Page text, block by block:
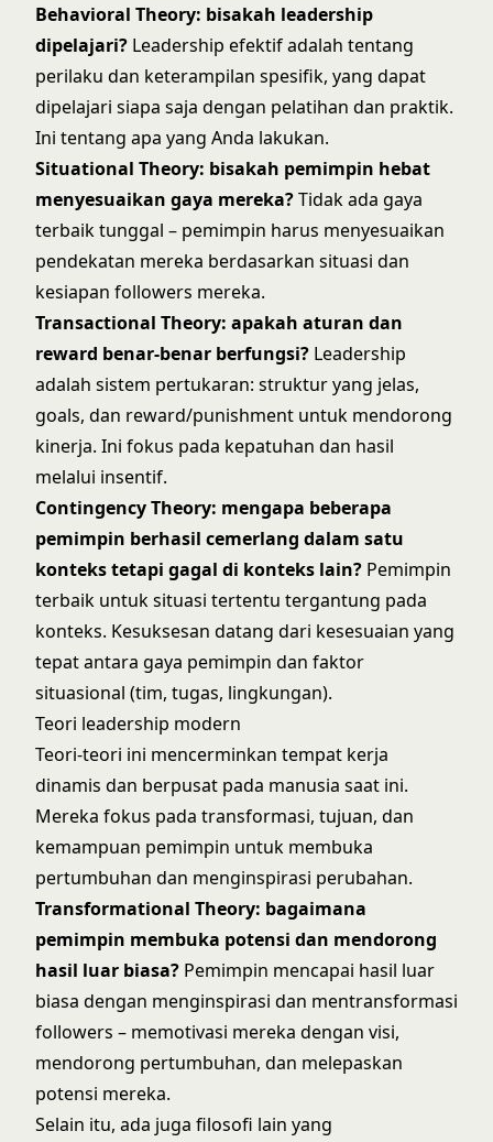
Behavioral Theory: bisakah leadership
dipelajari? Leadership efektif adalah tentang
perilaku dan keterampilan spesifik, yang dapat
dipelajari siapa saja dengan pelatihan dan praktik.
Ini tentang apa yang Anda lakukan.
Situational Theory: bisakah pemimpin hebat
menyesuaikan gaya mereka?Tidak ada gaya
terbaik tunggal – pemimpin harus menyesuaikan
pendekatan mereka berdasarkan situasi dan
kesiapan followers mereka.
Transactional Theory: apakah aturan dan
reward benar-benar berfungsi? Leadership
adalah sistem pertukaran: struktur yang jelas,
goals, dan reward/punishment untuk mendorong
kinerja. Ini fokus pada kepatuhan dan hasil
melalui insentif.
Contingency Theory: mengapa beberapa
pemimpin berhasil cemerlang dalam satu
konteks tetapi gagal di konteks lain? Pemimpin
terbaik untuk situasi tertentu tergantung pada
konteks. Kesuksesan datang dari kesesuaian yang
tepat antara gaya pemimpin dan faktor
situasional (tim, tugas, lingkungan).
Teori leadership modern
Teori-teori ini mencerminkan tempat kerja
dinamis dan berpusat pada manusia saat ini.
Mereka fokus pada transformasi, tujuan, dan
kemampuan pemimpin untuk membuka
pertumbuhan dan menginspirasi perubahan.
Transformational Theory: bagaimana
pemimpin membuka potensi dan mendorong
hasil luar biasa? Pemimpin mencapai hasil luar
biasa dengan menginspirasi dan mentransformasi
followers – memotivasi mereka dengan visi,
mendorong pertumbuhan, dan melepaskan
potensi mereka.
Selain itu, ada juga filosofi lain yang